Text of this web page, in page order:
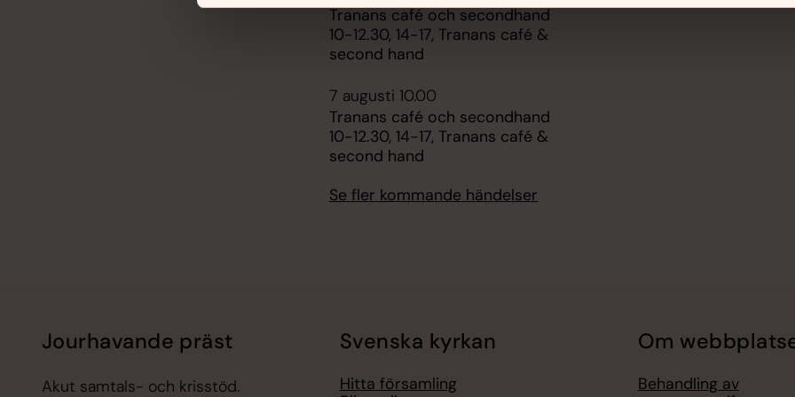
Tranans café och secondhand
10-12.30, 14-17, Tranans café &
second hand
7 augusti 10.00
Tranans café och secondhand
10-12.30, 14-17, Tranans café &
second hand
Se fler kommande händelser
Jourhavande präst
Akut samtals- och krisstöd.
Svenska kyrkan
Hitta församling
Om
Behandling av